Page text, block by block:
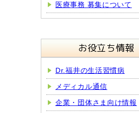
医療事務 募集について
お役立ち情報
Dr.福井の生活習慣病
メディカル通信
企業・団体さま向け情報